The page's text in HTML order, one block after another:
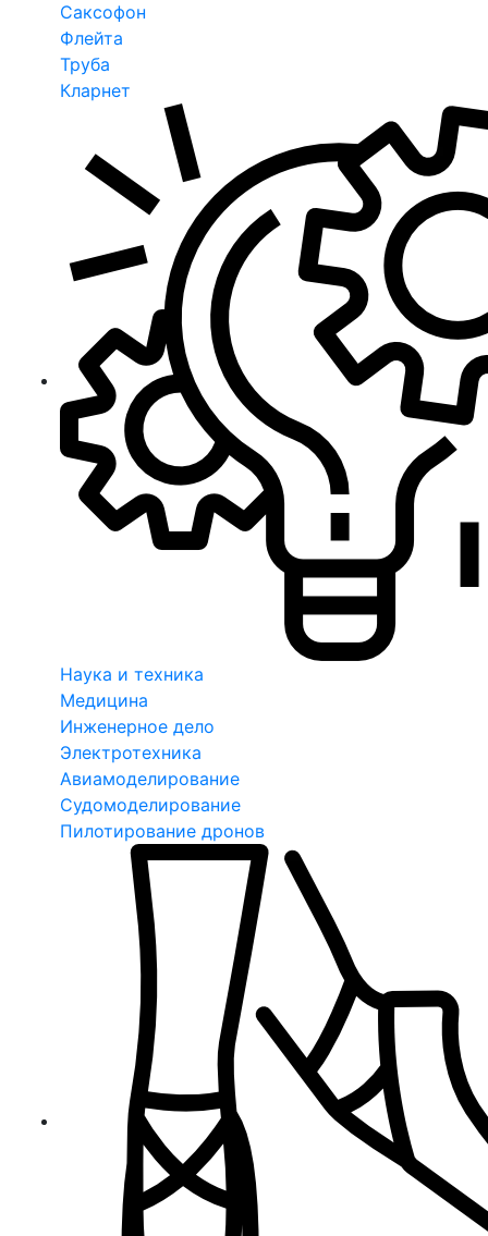
Саксофон
Флейта
Труба
Кларнет
Наука и техника
Медицина
Инженерное дело
Электротехника
Авиамоделирование
Судомоделирование
Пилотирование дронов